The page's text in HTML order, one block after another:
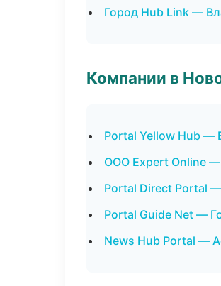
Город Hub Link —
Компании в
Portal Yellow Hub —
ООО Expert Online
Portal Direct Portal
Portal Guide Net —
News Hub Portal —